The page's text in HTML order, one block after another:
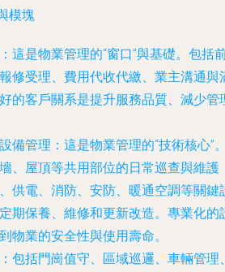
模塊
：這是物業管理的“窗口”與基礎。包括
修受理、費用代收代繳、業主溝通與
的客戶關系是提升服務品質、減少管
備管理 ：這是物業管理的“技術核心”
、屋頂等共用部位的日常巡查與維護
供電、消防、安防、暖通空調等關鍵
期保養、維修和更新改造。專業化的
物業的安全性與使用壽命。
：包括門崗值守、區域巡邏、車輛管理